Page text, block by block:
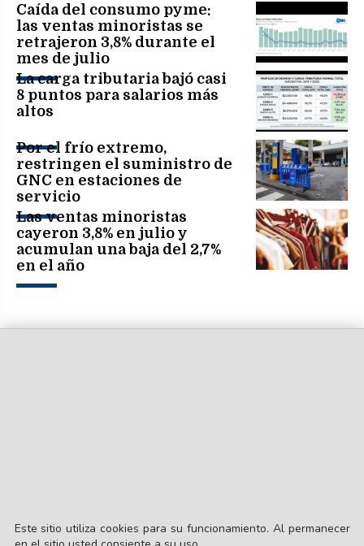
Caída del consumo pyme:
las ventas minoristas se
retrajeron 3,8% durante el
mes de julio
La carga tributaria bajó casi
8 puntos para salarios más
altos
Por el frío extremo,
restringen el suministro de
GNC en estaciones de
servicio
Las ventas minoristas
cayeron 3,8% en julio y
acumulan una baja del 2,7%
en el año
Este sitio utiliza cookies para su funcionamiento. Al permanecer